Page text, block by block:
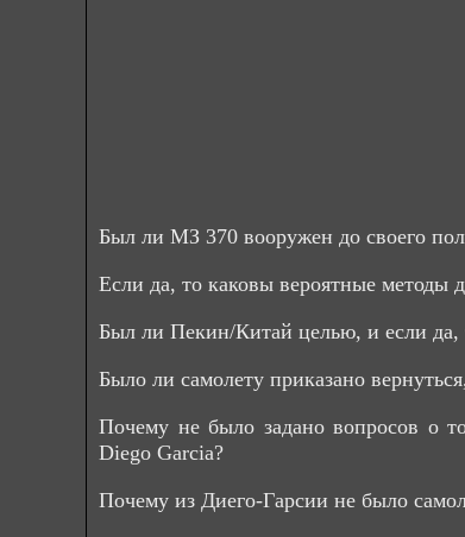
Был ли МЗ 370 вооружен до своего
Если да, то каковы вероятные методы
Был ли Пекин/Китай целью, и если да,
Было ли самолету приказано
Почему не было задано вопросов о
Diego Garcia?
Почему из Диего-Гарсии не было